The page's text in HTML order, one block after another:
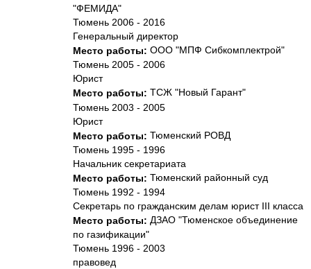
"ФЕМИДА"
Тюмень 2006 - 2016
Генеральный директор
Место работы: ООО "МПФ Сибкомплектрой"
Тюмень 2005 - 2006
Юрист
Место работы: ТСЖ "Новый Гарант"
Тюмень 2003 - 2005
Юрист
Место работы: Тюменский РОВД
Тюмень 1995 - 1996
Начальник секретариата
Место работы: Тюменский районный суд
Тюмень 1992 - 1994
Секретарь по гражданским делам юрист III класса
Место работы: ДЗАО "Тюменское объединение
по газификации"
Тюмень 1996 - 2003
правовед